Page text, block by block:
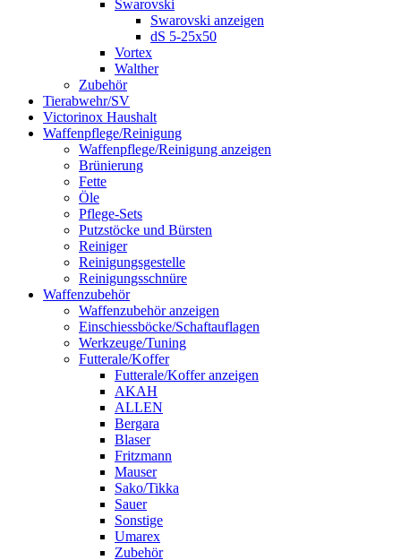
Swarovski
Swarovski anzeigen
dS 5-25x50
Vortex
Walther
Zubehör
Tierabwehr/SV
Victorinox Haushalt
Waffenpflege/Reinigung
Waffenpflege/Reinigung anzeigen
Brünierung
Fette
Öle
Pflege-Sets
Putzstöcke und Bürsten
Reiniger
Reinigungsgestelle
Reinigungsschnüre
Waffenzubehör
Waffenzubehör anzeigen
Einschiessböcke/Schaftauflagen
Werkzeuge/Tuning
Futterale/Koffer
Futterale/Koffer anzeigen
AKAH
ALLEN
Bergara
Blaser
Fritzmann
Mauser
Sako/Tikka
Sauer
Sonstige
Umarex
Zubehör